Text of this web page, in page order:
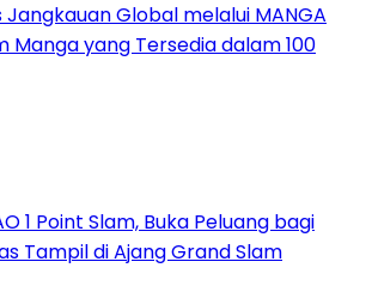
Jangkauan Global melalui MANGA
Manga yang Tersedia dalam 100
1 Point Slam, Buka Peluang bagi
Tampil di Ajang Grand Slam